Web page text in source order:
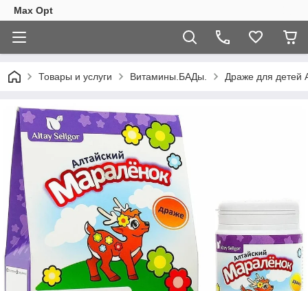
Max Opt
Товары и услуги Витамины.БАДы. Драже для детей